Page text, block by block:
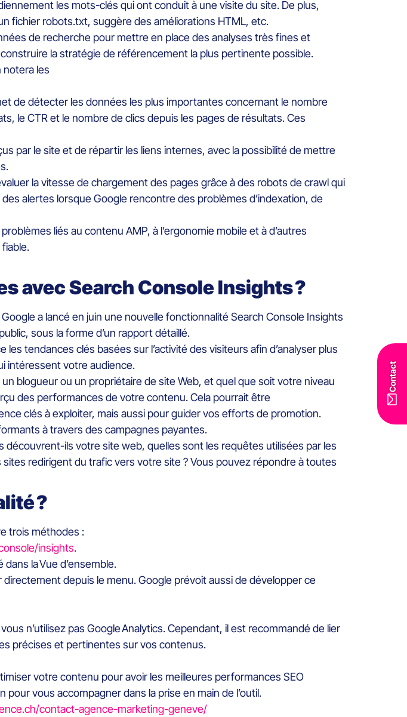
Contact
les mots-clés qui ont conduit à une visite du site. De plus,
fichier robots.txt, suggère des améliorations HTML, etc.
de recherche pour mettre en place des analyses très fines et
la stratégie de référencement la plus pertinente possible.
notera les
de détecter les données les plus importantes concernant le nombre
le CTR et le nombre de clics depuis les pages de résultats. Ces
par le site et de répartir les liens internes, avec la possibilité de mettre
la vitesse de chargement des pages grâce à des robots de crawl qui
alertes lorsque Google rencontre des problèmes d’indexation, de
liés au contenu AMP, à l’ergonomie mobile et à d’autres
avec Search Console Insights ?
a lancé en juin une nouvelle fonctionnalité Search Console Insights
sous la forme d’un rapport détaillé.
tendances clés basées sur l’activité des visiteurs afin d’analyser plus
intéressent votre audience.
blogueur ou un propriétaire de site Web, et quel que soit votre niveau
des performances de votre contenu. Cela pourrait être
clés à exploiter, mais aussi pour guider vos efforts de promotion.
à travers des campagnes payantes.
ils votre site web, quelles sont les requêtes utilisées par les
redirigent du trafic vers votre site ? Vous pouvez répondre à toutes
?
trois méthodes :
insights.
la Vue d’ensemble.
depuis le menu. Google prévoit aussi de développer ce
n’utilisez pas Google Analytics. Cependant, il est recommandé de lier
précises et pertinentes sur vos contenus.
votre contenu pour avoir les meilleures performances SEO
vous accompagner dans la prise en main de l’outil.
contact-agence-marketing-geneve/